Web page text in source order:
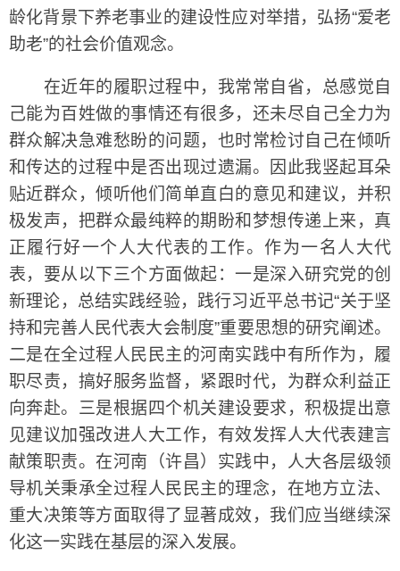
龄化背景下养老事业的建设性应对举措，弘扬“爱老
助老”的社会价值观念。
在近年的履职过程中，我常常自省，总感觉自
己能为百姓做的事情还有很多，还未尽自己全力为
群众解决急难愁盼的问题，也时常检讨自己在倾听
和传达的过程中是否出现过遗漏。因此我竖起耳朵
贴近群众，倾听他们简单直白的意见和建议，并积
极发声，把群众最纯粹的期盼和梦想传递上来，真
正履行好一个人大代表的工作。作为一名人大代
表，要从以下三个方面做起：一是深入研究党的创
新理论，总结实践经验，践行习近平总书记“关于坚
持和完善人民代表大会制度”重要思想的研究阐述。
二是在全过程人民民主的河南实践中有所作为，履
职尽责，搞好服务监督，紧跟时代，为群众利益正
向奔赴。三是根据四个机关建设要求，积极提出意
见建议加强改进人大工作，有效发挥人大代表建言
献策职责。在河南（许昌）实践中，人大各层级领
导机关秉承全过程人民民主的理念，在地方立法、
重大决策等方面取得了显著成效，我们应当继续深
化这一实践在基层的深入发展。